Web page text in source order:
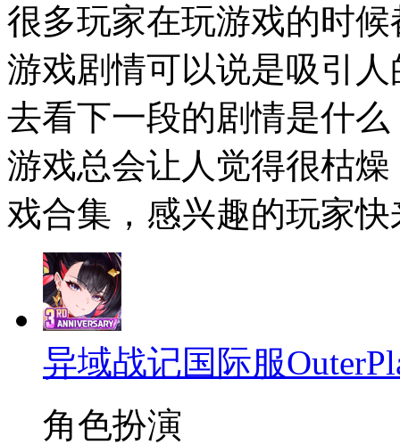
很多玩家在玩游戏的时
游戏剧情可以说是吸引
去看下一段的剧情是什
游戏总会让人觉得很枯
戏合集，感兴趣的玩家
异域战记国际服
角色扮演